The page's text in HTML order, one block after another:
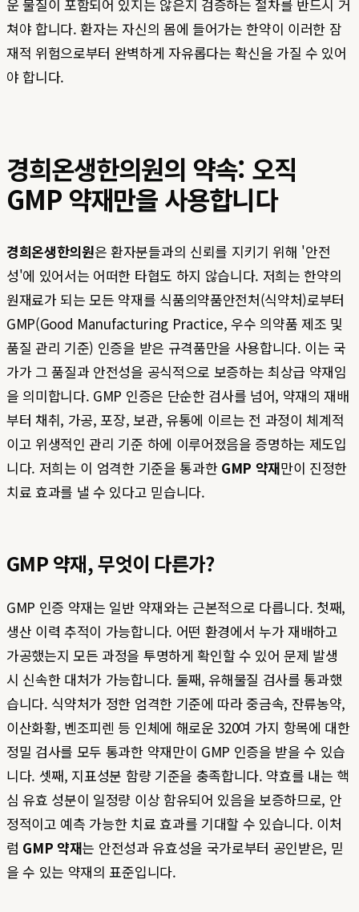
운 물질이 포함되어 있지는 않은지 검증하는 절차를 반드시 거
쳐야 합니다. 환자는 자신의 몸에 들어가는 한약이 이러한 잠
재적 위험으로부터 완벽하게 자유롭다는 확신을 가질 수 있어
야 합니다.
경희온생한의원의 약속: 오직
GMP 약재만을 사용합니다
경희온생한의원은 환자분들과의 신뢰를 지키기 위해 '안전
성'에 있어서는 어떠한 타협도 하지 않습니다. 저희는 한약의
원재료가 되는 모든 약재를 식품의약품안전처(식약처)로부터
GMP(Good Manufacturing Practice, 우수 의약품 제조 및
품질 관리 기준) 인증을 받은 규격품만을 사용합니다. 이는 국
가가 그 품질과 안전성을 공식적으로 보증하는 최상급 약재임
을 의미합니다. GMP 인증은 단순한 검사를 넘어, 약재의 재배
부터 채취, 가공, 포장, 보관, 유통에 이르는 전 과정이 체계적
이고 위생적인 관리 기준 하에 이루어졌음을 증명하는 제도입
니다. 저희는 이 엄격한 기준을 통과한 GMP 약재만이 진정한
치료 효과를 낼 수 있다고 믿습니다.
GMP 약재, 무엇이 다른가?
GMP 인증 약재는 일반 약재와는 근본적으로 다릅니다. 첫째,
생산 이력 추적이 가능합니다. 어떤 환경에서 누가 재배하고
가공했는지 모든 과정을 투명하게 확인할 수 있어 문제 발생
시 신속한 대처가 가능합니다. 둘째, 유해물질 검사를 통과했
습니다. 식약처가 정한 엄격한 기준에 따라 중금속, 잔류농약,
이산화황, 벤조피렌 등 인체에 해로운 320여 가지 항목에 대한
정밀 검사를 모두 통과한 약재만이 GMP 인증을 받을 수 있습
니다. 셋째, 지표성분 함량 기준을 충족합니다. 약효를 내는 핵
심 유효 성분이 일정량 이상 함유되어 있음을 보증하므로, 안
정적이고 예측 가능한 치료 효과를 기대할 수 있습니다. 이처
럼 GMP 약재는 안전성과 유효성을 국가로부터 공인받은, 믿
을 수 있는 약재의 표준입니다.